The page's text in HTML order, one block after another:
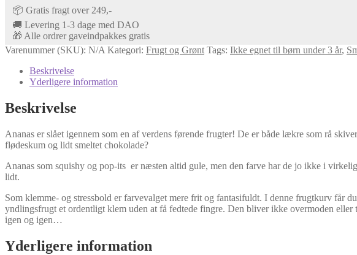
📦 Gratis fragt over 249,-
🚚 Levering 1-3 dage med DAO
🎁 Alle ordrer gaveindpakkes gratis
Varenummer (SKU): N/A Kategori: Frugt og Grønt Tags: Ikke egnet til børn under 3 år,
Beskrivelse
Yderligere information
Beskrivelse
Ananas er slået igennem som en af verdens førende frugter! De er både lækre som rå
flødeskum og lidt smeltet chokolade?
Ananas som squishy og pop-its er næsten altid gule, men den farve har de jo ikke i
lidt.
Som klemme- og stressbold er farvevalget mere frit og fantasifuldt. I denne frugtkurv får
yndlingsfrugt et ordentligt klem uden at få fedtede fingre. Den bliver ikke overmoden
igen og igen…
Yderligere information